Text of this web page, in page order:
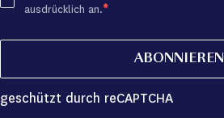
ausdrücklich an.
ABONNIEREN
geschützt durch reCAPTCHA